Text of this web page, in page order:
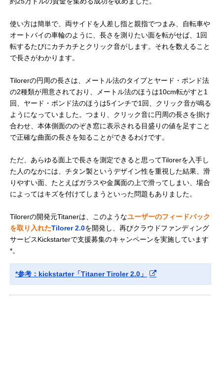
使い方は簡単で、両サイドを人差し指と親指でつまみ、自転車や
オートバイの車輪のように、長さを測りたい面を転がせば、1回
転するたびにカチカチとクリック音がします。それを数えること
で長さがわかります。
Tilorerの円周の長さは、メートル法のタイプとヤード・ポンド法
の2種類が用意されており、メートル法のほうは10cm転がすと1
回、ヤード・ポンド法のほうは5インチで1回、クリック音が鳴る
ようになっていました。つまり、クリック音に円周の長さを掛け
合わせ、本体側面ののぞき窓に表示される目盛りの値を足すこと
で正確な曲面の長さを知ることができるわけです。
ただ、あらゆる面上で長さを測定できると思ってTilorerを入手し
た人のなかには、チタン製というデザイン性を重視した結果、滑
りやすい面、たとえばガラスや金属面の上で滑ってしまい、場合
によってはキズを付けてしまうといった問題もありました。
Tilorerの開発元Titanerは、このようなユーザーのフィードバック
を取り入れたTilorer 2.0を開発し、再びクラウドファンディング
サービスKickstarterで支援募集のキャンペーンを実施しています
*。
*参考：kickstarter「Titaner Tiroler 2.0」